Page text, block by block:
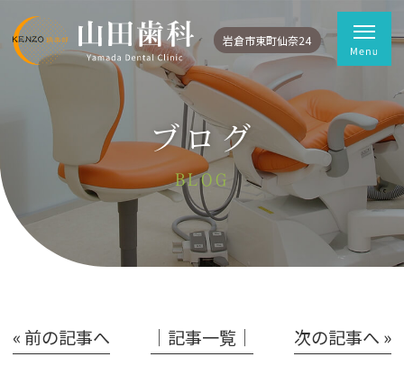
岩倉市東町仙奈24
ブログ
BLOG
« 前の記事へ │記事一覧│ 次の記事へ »